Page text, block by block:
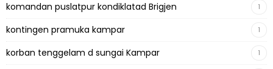
komandan puslatpur kondiklatad Brigjen 1
kontingen pramuka kampar 1
korban tenggelam d sungai Kampar 1